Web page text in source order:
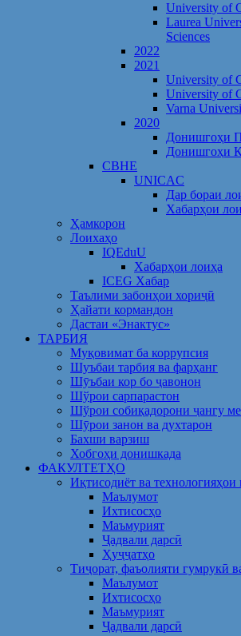
University of
Laurea
Sciences
2022
2021
University of
University of
Varna
2020
Донишгоҳи
Донишгоҳи
CBHE
UNICAC
Дар бораи
Хабарҳои
Ҳамкорон
Лоихаҳо
IQEduU
Хабарҳои лоиҳа
ICEG Хабар
Таълими забонҳои хориҷӣ
Ҳайати кормандон
Дастаи «Энактус»
ТАРБИЯ
Муқовимат ба коррупсия
Шуъбаи тарбия ва фарҳанг
Шӯъбаи кор бо ҷавонон
Шўрои сарпарастон
Шўрои собиқадорони ҷангу
Шӯрои занон ва духтарон
Бахши варзиш
Хобгоҳи донишкада
ФАКУЛТЕТҲО
Иқтисодиёт ва
Маълумот
Ихтисосҳо
Маъмурият
Ҷадвали дарсӣ
Ҳуҷҷатҳо
Тиҷорат, фаъолияти гумрукӣ
Маълумот
Ихтисосҳо
Маъмурият
Ҷадвали дарсӣ